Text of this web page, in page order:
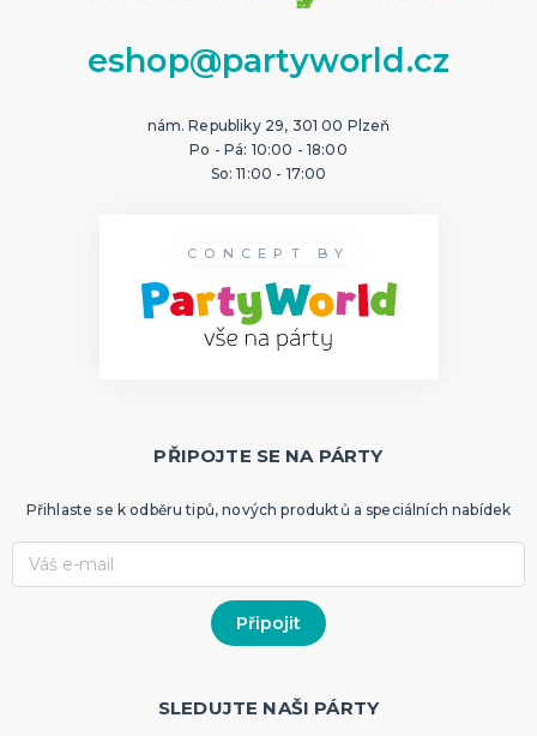
eshop@partyworld.cz
nám. Republiky 29, 301 00 Plzeň
Po - Pá: 10:00 - 18:00
So: 11:00 - 17:00
CONCEPT BY
PŘIPOJTE SE NA PÁRTY
Přihlaste se k odběru tipů, nových produktů a speciálních nabídek
SLEDUJTE NAŠI PÁRTY